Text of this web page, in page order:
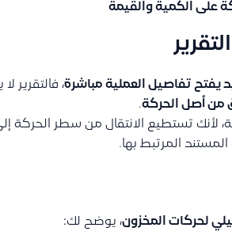
على الكمية والقيمة
يفتح تفاصيل العملية مباشرة، فالتقرير
من أصل الحركة.
لأنك تستطيع الانتقال من سطر الحركة
المستند المرتبط بها.
لحركات المخزون، يوضح لك: